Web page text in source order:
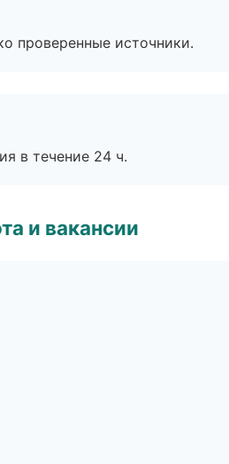
проверенные источники.
в течение 24 ч.
и вакансии